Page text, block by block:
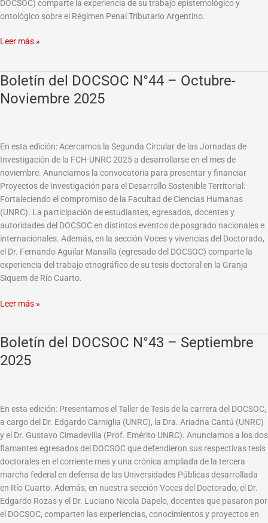
DOCSOC) comparte la experiencia de su trabajo epistemológico y
ontológico sobre el Régimen Penal Tributario Argentino.
Leer más »
Boletín del DOCSOC N°44 – Octubre-
Noviembre 2025
En esta edición: Acercamos la Segunda Circular de las Jornadas de
Investigación de la FCH-UNRC 2025 a desarrollarse en el mes de
noviembre. Anunciamos la convocatoria para presentar y financiar
Proyectos de Investigación para el Desarrollo Sostenible Territorial:
Fortaleciendo el compromiso de la Facultad de Ciencias Humanas
(UNRC). La participación de estudiantes, egresados, docentes y
autoridades del DOCSOC en distintos eventos de posgrado nacionales e
internacionales. Además, en la sección Voces y vivencias del Doctorado,
el Dr. Fernando Aguilar Mansilla (egresado del DOCSOC) comparte la
experiencia del trabajo etnográfico de su tesis doctoral en la Granja
Siquem de Río Cuarto.
Boletín
DOCSOC
Octubre-
Noviembre
2025
Leer más »
Boletín del DOCSOC N°43 – Septiembre
2025
En esta edición: Presentamos el Taller de Tesis de la carrera del DOCSOC,
a cargo del Dr. Edgardo Carniglia (UNRC), la Dra. Ariadna Cantú (UNRC)
y el Dr. Gustavo Cimadevilla (Prof. Emérito UNRC). Anunciamos a los dos
flamantes egresados del DOCSOC que defendieron sus respectivas tesis
doctorales en el corriente mes y una crónica ampliada de la tercera
marcha federal en defensa de las Universidades Públicas desarrollada
en Río Cuarto. Además, en nuestra sección Voces del Doctorado, el Dr.
Edgardo Rozas y el Dr. Luciano Nicola Dapelo, docentes que pasaron por
el DOCSOC, comparten las experiencias, conocimientos y proyectos en
Boletín
DOCSOC
Septiembre
2025